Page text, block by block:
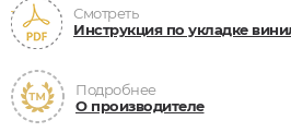
Смотреть
Инструкция по укладке
Подробнее
О производителе